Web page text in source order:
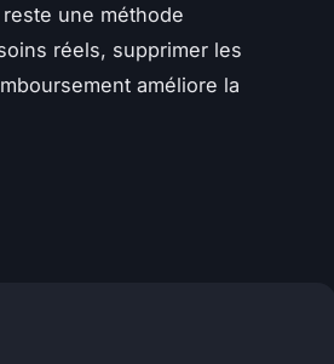
une méthode
réels, supprimer les
améliore la